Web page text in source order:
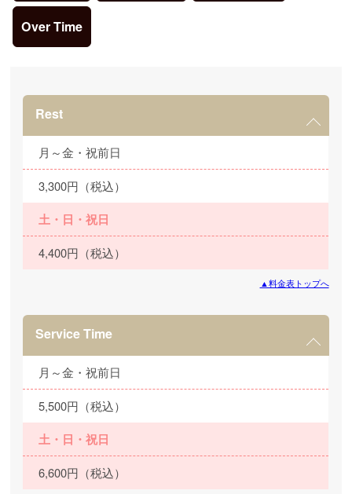
Over Time
Rest
月～金・祝前日
3,300円（税込）
土・日・祝日
4,400円（税込）
▲料金表トップへ
Service Time
月～金・祝前日
5,500円（税込）
土・日・祝日
6,600円（税込）